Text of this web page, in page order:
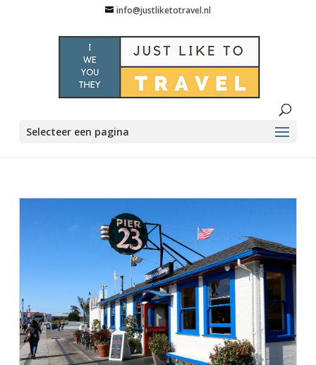
info@justliketotravel.nl
Selecteer een pagina